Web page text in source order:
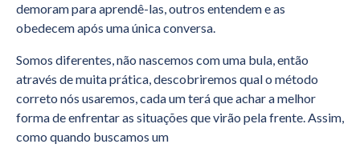
demoram para aprendê-las, outros entendem e as
obedecem após uma única conversa.
Somos diferentes, não nascemos com uma bula, então
através de muita prática, descobriremos qual o método
correto nós usaremos, cada um terá que achar a melhor
forma de enfrentar as situações que virão pela frente. Assim,
como quando buscamos um